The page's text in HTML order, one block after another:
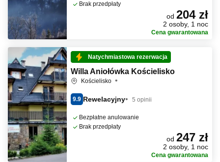
Brak przedpłaty
od 204 zł
2 osoby, 1 noc
Cena gwarantowana
Natychmiastowa rezerwacja
Willa Aniołówka Kościelisko
Kościelisko
9.9 Rewelacyjny 5 opinii
Bezpłatne anulowanie
Brak przedpłaty
od 247 zł
2 osoby, 1 noc
Cena gwarantowana